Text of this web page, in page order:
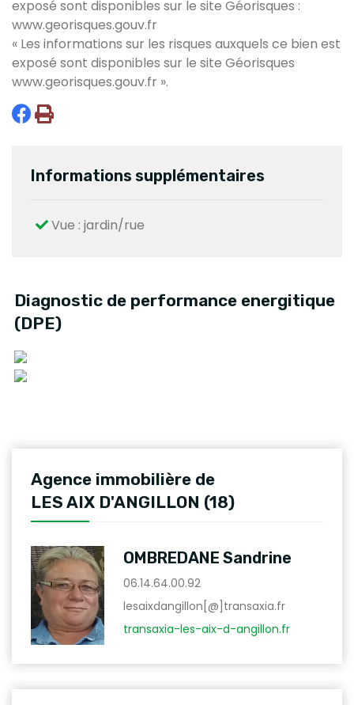
exposé sont disponibles sur le site Géorisques :
www.georisques.gouv.fr
« Les informations sur les risques auxquels ce bien est
exposé sont disponibles sur le site Géorisques
www.georisques.gouv.fr ».
Informations supplémentaires
Vue : jardin/rue
Diagnostic de performance energitique
(DPE)
Agence immobilière de
LES AIX D'ANGILLON (18)
OMBREDANE Sandrine
06.14.64.00.92
lesaixdangillon[@]transaxia.fr
transaxia-les-aix-d-angillon.fr